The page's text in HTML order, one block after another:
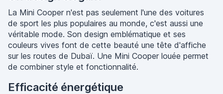
La Mini Cooper n'est pas seulement l'une des voitures
de sport les plus populaires au monde, c'est aussi une
véritable mode. Son design emblématique et ses
couleurs vives font de cette beauté une tête d'affiche
sur les routes de Dubaï. Une Mini Cooper louée permet
de combiner style et fonctionnalité.
Efficacité énergétique